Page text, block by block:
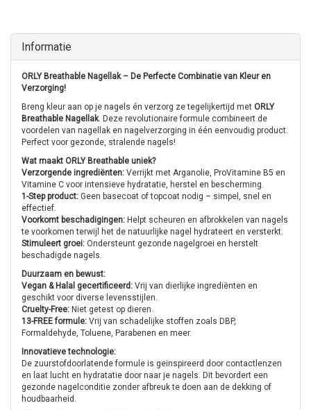
Informatie
ORLY Breathable Nagellak – De Perfecte Combinatie van Kleur en
Verzorging!
Breng kleur aan op je nagels én verzorg ze tegelijkertijd met ORLY
Breathable Nagellak. Deze revolutionaire formule combineert de
voordelen van nagellak en nagelverzorging in één eenvoudig product.
Perfect voor gezonde, stralende nagels!
Wat maakt ORLY Breathable uniek?
Verzorgende ingrediënten: Verrijkt met Arganolie, ProVitamine B5 en
Vitamine C voor intensieve hydratatie, herstel en bescherming.
1-Step product: Geen basecoat of topcoat nodig – simpel, snel en
effectief.
Voorkomt beschadigingen: Helpt scheuren en afbrokkelen van nagels
te voorkomen terwijl het de natuurlijke nagel hydrateert en versterkt.
Stimuleert groei: Ondersteunt gezonde nagelgroei en herstelt
beschadigde nagels.
Duurzaam en bewust:
Vegan & Halal gecertificeerd: Vrij van dierlijke ingrediënten en
geschikt voor diverse levensstijlen.
Cruelty-Free: Niet getest op dieren.
13-FREE formule: Vrij van schadelijke stoffen zoals DBP,
Formaldehyde, Toluene, Parabenen en meer.
Innovatieve technologie:
De zuurstofdoorlatende formule is geïnspireerd door contactlenzen
en laat lucht en hydratatie door naar je nagels. Dit bevordert een
gezonde nagelconditie zonder afbreuk te doen aan de dekking of
houdbaarheid.